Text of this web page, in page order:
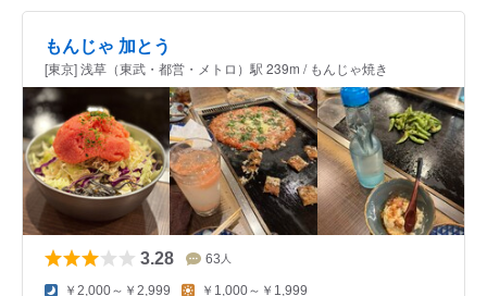
もんじゃ 加とう
[東京] 浅草（東武・都営・メトロ）駅 239m / もんじゃ焼き
3.28 63 人
￥2,000～￥2,999 ￥1,000～￥1,999